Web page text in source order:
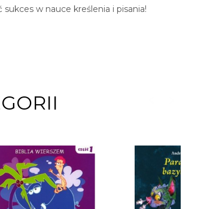
sukces w nauce kreślenia i pisania!